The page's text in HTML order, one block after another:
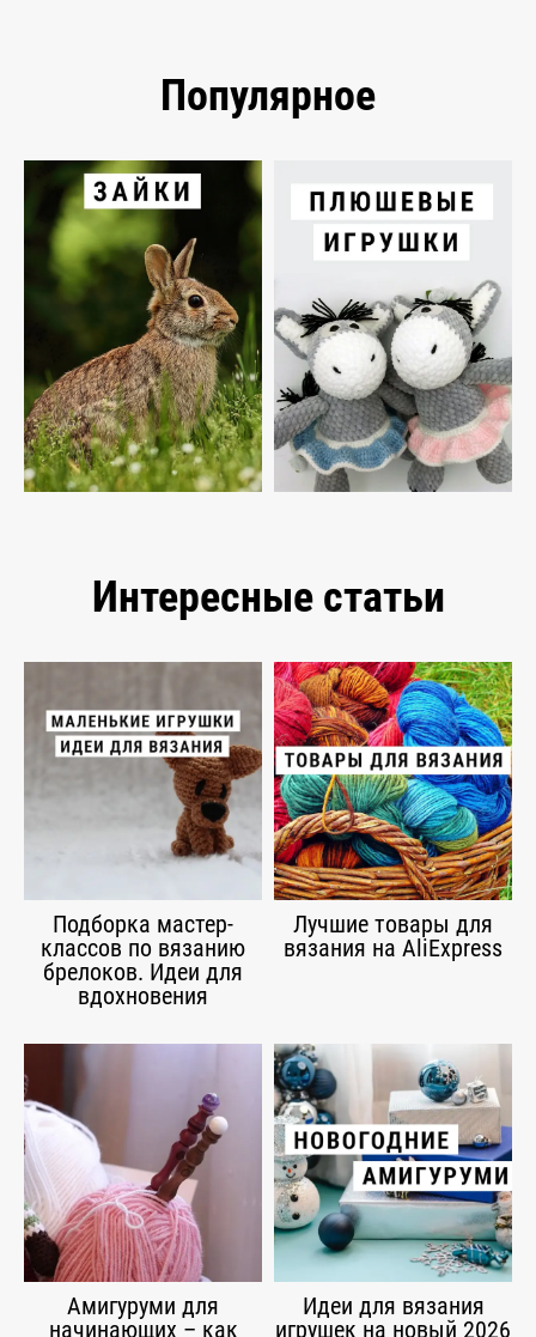
Популярное
Интересные статьи
Подборка мастер-
классов по вязанию
брелоков. Идеи для
вдохновения
Лучшие товары для
вязания на AliExpress
Амигуруми для
начинающих – как
Идеи для вязания
игрушек на новый 2026